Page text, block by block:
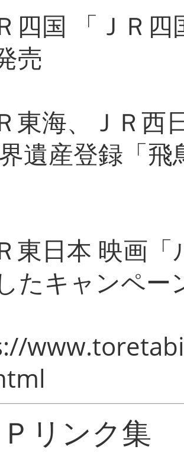
四国 「ＪＲ
売
東海、ＪＲ西
遺産登録「
東日本 映画
たキャンペー
リンク集